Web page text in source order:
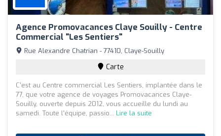
Agence Promovacances Claye Souilly - Centre
Commercial "les Sentiers"
Rue Alexandre Chatrian - 77410, Claye-Souilly
Carte
C'est au Centre commercial Les Sentiers, implantée dans le
77, que votre agence de voyages Promovacances Claye-
Souilly, ouverte depuis 2012, vous accueille du lundi au
samedi. Toute l'équipe, passio... Lire la suite